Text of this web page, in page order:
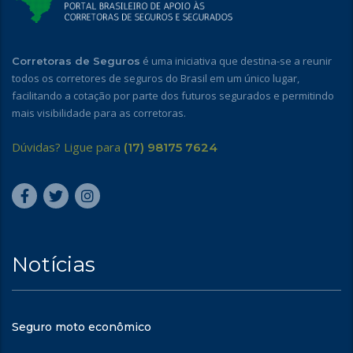
Corretoras de Seguros é uma iniciativa que destina-se a reunir
todos os corretores de seguros do Brasil em um único lugar,
facilitando a cotação por parte dos futuros segurados e permitindo
mais visibilidade para as corretoras.
Dúvidas? Ligue para (17) 98175 7624
Notícias
Seguro moto econômico